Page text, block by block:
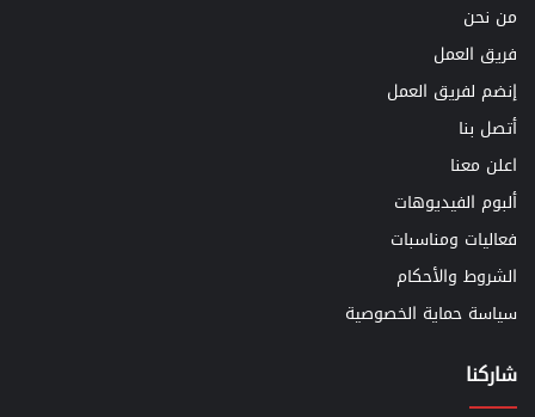
من نحن
فريق العمل
إنضم لفريق العمل
أتصل بنا
اعلن معنا
ألبوم الفيديوهات
فعاليات ومناسبات
الشروط والأحكام
سياسة حماية الخصوصية
شاركنا